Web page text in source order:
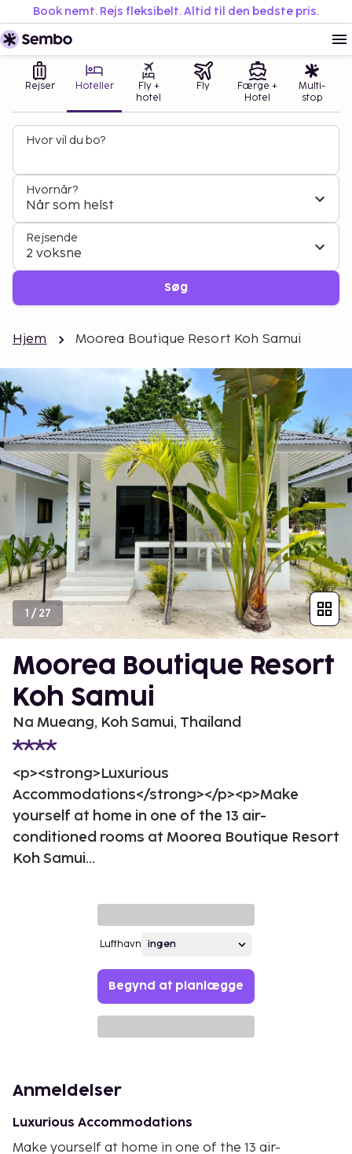
Book nemt. Rejs fleksibelt. Altid til den bedste pris.
Rejser Hoteller
Fly +
hotel
Fly
Færge +
Hotel
Multi-
stop
Hvor vil du bo?
Hvornår?
Når som helst
Rejsende
2 voksne
Søg
Hjem Moorea Boutique Resort Koh Samui
1 /27
Moorea Boutique Resort
Koh Samui
Na Mueang, Koh Samui, Thailand
<p><strong>Luxurious
Accommodations</strong></p><p>Make
yourself at home in one of the 13 air-
conditioned rooms at Moorea Boutique Resort
Koh Samui...
Lufthavn
Begynd at planlægge
Anmeldelser
Luxurious Accommodations
Make yourself at home in one of the 13 air-